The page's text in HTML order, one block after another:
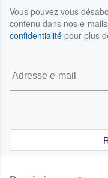
Vous pouvez vous
contenu dans nos e-
confidentialité pour plus